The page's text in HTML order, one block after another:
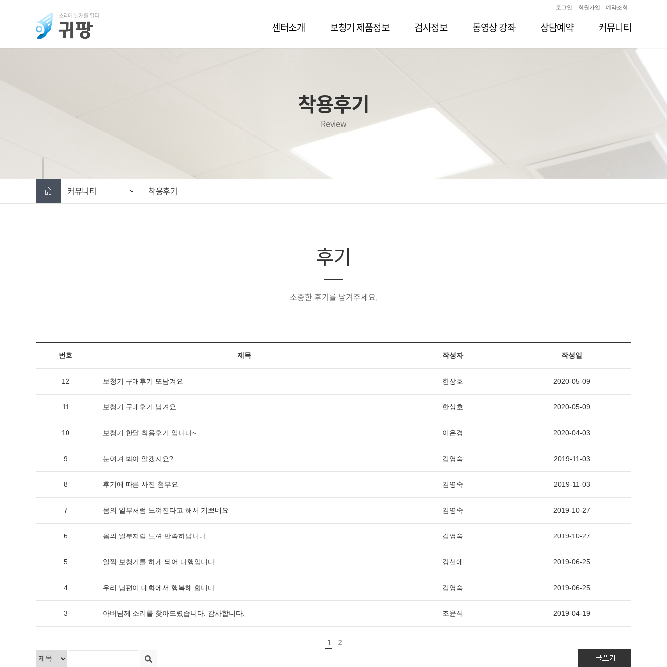
로그인 회원가입 예약조회
센터소개 보청기 제품정보 검사정보 동영상 강좌 상담예약 커뮤니티
착용후기
Review
커뮤니티 착용후기
후기
소중한 후기를 남겨주세요.
번호 제목 작성자 작성일
12 보청기 구매후기 또남겨요 한상호 2020-05-09
11 보청기 구매후기 남겨요 한상호 2020-05-09
10 보청기 한달 착용후기 입니다~ 이은경 2020-04-03
9 눈여겨 봐아 알겠지요? 김영숙 2019-11-03
8 후기에 따른 사진 첨부요 김영숙 2019-11-03
7 몸의 일부처럼 느껴진다고 해서 기쁘네요 김영숙 2019-10-27
6 몸의 일부처럼 느껴 만족하답니다 김영숙 2019-10-27
5 일찍 보청기를 하게 되어 다행입니다 강선애 2019-06-25
4 우리 남편이 대화에서 행복해 합니다.. 김영숙 2019-06-25
3 아버님께 소리를 찾아드렸습니다. 감사합니다. 조윤식 2019-04-19
1 2